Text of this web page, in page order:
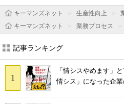
キーマンズネット 生産性向上
キーマンズネット
業務プロセス
記事ランキング
「情シスやめます」
情シス」になった企